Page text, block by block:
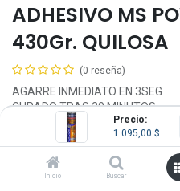
Precio:
1.095,00 $
Inicio Buscar
ADHESIVO MS
430Gr. QUILOSA
(0 reseña)
AGARRE INMEDIATO EN 3SEG
CURADO TRAS 20 MINUTOS
FUERZA TOTAL EN 3 HORAS
RESISTENCIA FINAL 400 TON/M2
horra tiempo y dinero
Ahorra en la parte más costosa